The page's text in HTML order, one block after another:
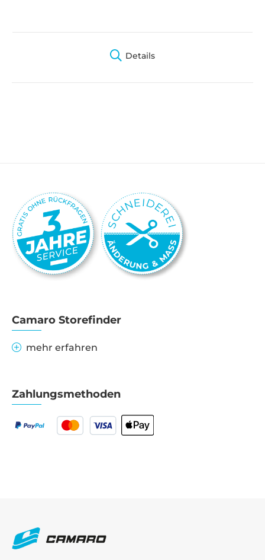
Details
Camaro Storefinder
mehr erfahren
Zahlungsmethoden